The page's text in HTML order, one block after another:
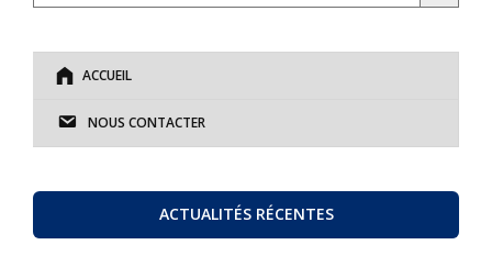
ACCUEIL
NOUS CONTACTER
ACTUALITÉS RÉCENTES